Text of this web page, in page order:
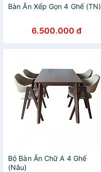
Bàn Ăn Xếp Gọn 4 Ghế (TN)
6.500.000 đ
Bộ Bàn Ăn Chữ A 4 Ghế
(Nâu)